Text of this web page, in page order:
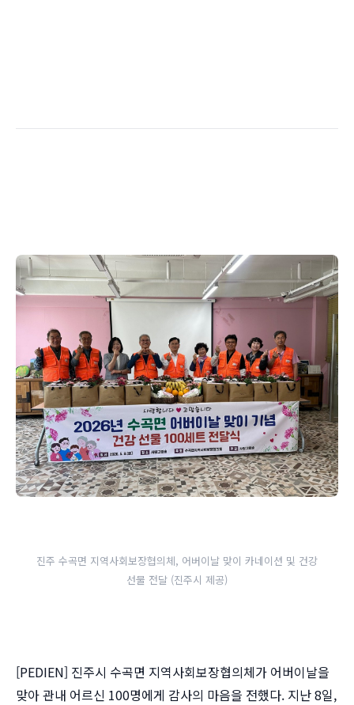
진주 수곡면 지역사회보장협의체, 어버이날 맞이 카네이션 및 건강
선물 전달 (진주시 제공)
[PEDIEN] 진주시 수곡면 지역사회보장협의체가 어버이날을
맞아 관내 어르신 100명에게 감사의 마음을 전했다. 지난 8일,